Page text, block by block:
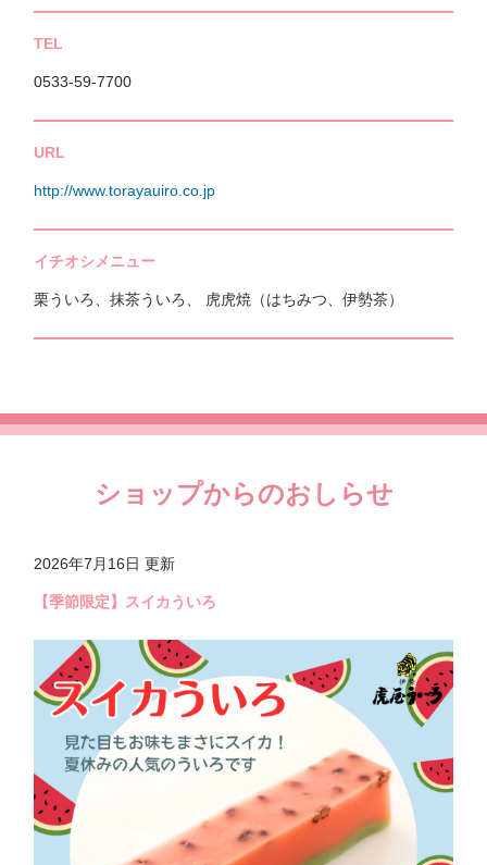
TEL
0533-59-7700
URL
http://www.torayauiro.co.jp
イチオシメニュー
栗ういろ、抹茶ういろ、 虎虎焼（はちみつ、伊勢茶）
ショップからのおしらせ
2026年7月16日 更新
【季節限定】スイカういろ